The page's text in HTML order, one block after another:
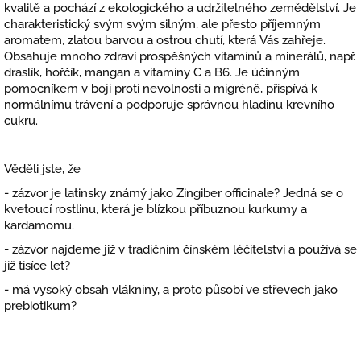
kvalitě a pochází z ekologického a udržitelného zemědělství. Je
charakteristický svým svým silným, ale přesto příjemným
aromatem, zlatou barvou a ostrou chutí, která Vás zahřeje.
Obsahuje mnoho zdraví prospěšných vitamínů a minerálů, např.
draslík, hořčík, mangan a vitamíny C a B6. Je účinným
pomocníkem v boji proti nevolnosti a migréně, přispívá k
normálnímu trávení a podporuje správnou hladinu krevního
cukru.
Věděli jste, že
- zázvor je latinsky známý jako Zingiber officinale? Jedná se o
kvetoucí rostlinu, která je blízkou příbuznou kurkumy a
kardamomu.
- zázvor najdeme již v tradičním čínském léčitelství a používá se
již tisíce let?
- má vysoký obsah vlákniny, a proto působí ve střevech jako
prebiotikum?